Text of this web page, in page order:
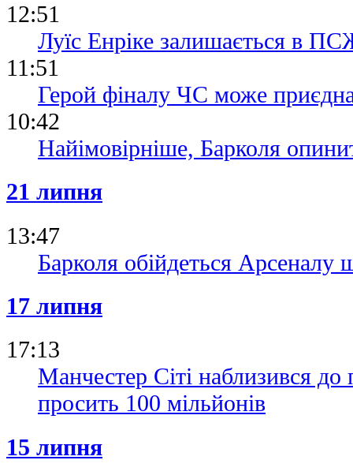
12:51
Луїс Енріке залишається в
11:51
Герой фіналу ЧС може
10:42
Найімовірніше, Барколя
21 липня
13:47
Барколя обійдеться
17 липня
17:13
Манчестер Сіті наблизився до
просить 100 мільйонів
15 липня